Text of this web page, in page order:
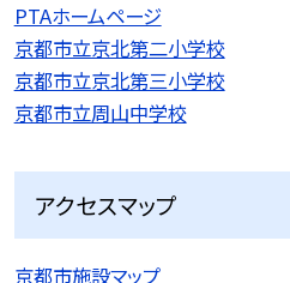
PTAホームページ
京都市立京北第二小学校
京都市立京北第三小学校
京都市立周山中学校
アクセスマップ
京都市施設マップ